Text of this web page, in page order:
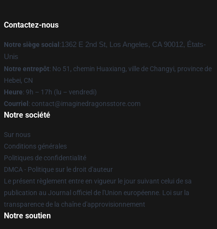
Contactez-nous
Notre siège social :1362 E 2nd St, Los Angeles, CA 90012, États-
Unis
Notre entrepôt: No 51, chemin Huaxiang, ville de Changyi, province de
Hebei, CN
Heure: 9h – 17h (lu – vendredi)
Courriel : contact@imaginedragonsstore.com
Notre société
Sur nous
Conditions générales
Politiques de confidentialité
DMCA - Politique sur le droit d'auteur
Le présent règlement entre en vigueur le jour suivant celui de sa
publication au Journal officiel de l'Union européenne. Loi sur la
transparence de la chaîne d'approvisionnement
Notre soutien